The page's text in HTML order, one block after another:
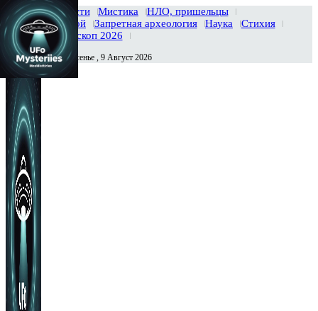
Главная Новости Мистика
НЛО, пришельцы
Тайны вселенной
Запретная археология Наука
Стихия
История
Гороскоп 2026
Сегодня Воскресенье , 9 Август 2026